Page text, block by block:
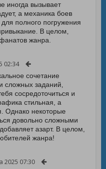
иногда вызывает
а механика боев
полного погружения
В целом,
жанра.
02:34
сочетание
сложных заданий,
сосредоточиться и
стильная, а
Однако некоторые
довольно сложными
азарт. В целом,
жанра!
2025 07:30